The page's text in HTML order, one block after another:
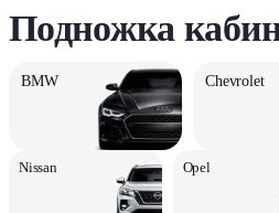
Подножка
BMW Chevrolet
Nissan Opel